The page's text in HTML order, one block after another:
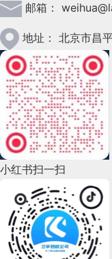
2023年2月(90)
2023年1月(78)
2022年12月(45)
2022年11月(69)
2022年10月(51)
2022年9月(135)
2022年8月(60)
2022年7月(111)
2022年6月(162)
邮箱：
地址： 北京市昌
小红书扫一扫